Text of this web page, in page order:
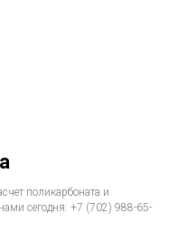
поликарбоната и
сегодня: +7 (702) 988-65-